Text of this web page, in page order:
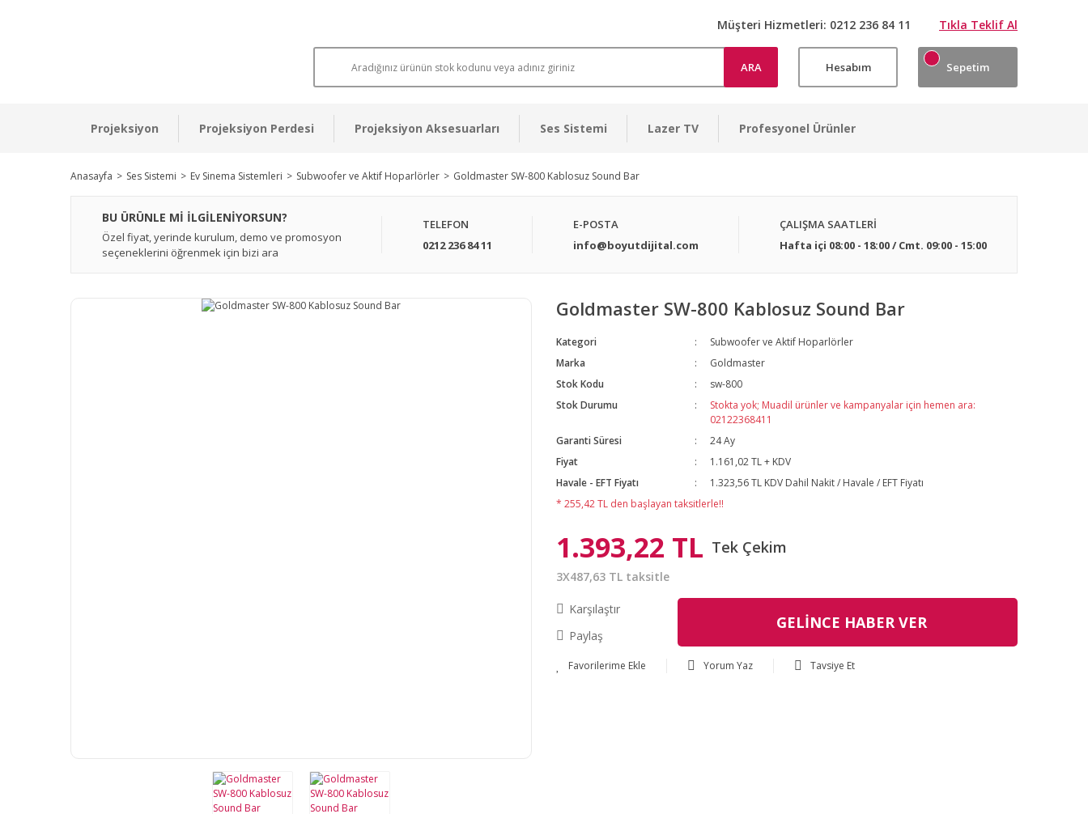
Müşteri Hizmetleri: 0212 236 84 11 Tıkla Teklif Al
ARA Hesabım Sepetim
Projeksiyon Projeksiyon Perdesi Projeksiyon Aksesuarları Ses Sistemi Lazer TV Profesyonel Ürünler
Anasayfa Ses Sistemi Ev Sinema Sistemleri Subwoofer ve Aktif Hoparlörler Goldmaster SW-800 Kablosuz Sound Bar
BU ÜRÜNLE Mİ İLGİLENİYORSUN?
Özel fiyat, yerinde kurulum, demo ve promosyon
seçeneklerini öğrenmek için bizi ara
TELEFON
0212 236 84 11
E-POSTA
info@boyutdijital.com
ÇALIŞMA SAATLERİ
Hafta içi 08:00 - 18:00 / Cmt. 09:00 - 15:00
Goldmaster SW-800 Kablosuz Sound Bar
Kategori
Subwoofer ve Aktif Hoparlörler
Marka
Goldmaster
Stok Kodu
sw-800
Stok Durumu
Stokta yok; Muadil ürünler ve kampanyalar için hemen ara:
02122368411
Garanti Süresi
24 Ay
Fiyat
1.161,02 TL + KDV
Havale - EFT Fiyatı
1.323,56 TL KDV Dahil Nakit / Havale / EFT Fiyatı
* 255,42 TL den başlayan taksitlerle!!
1.393,22 TL Tek Çekim
3X487,63 TL taksitle
Karşılaştır
Paylaş
GELİNCE HABER VER
Yorum Yaz Tavsiye Et